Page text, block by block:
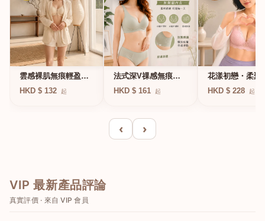
雲感裸肌無痕輕盈無
鋼圈內衣
HKD $ 132 起
法式深V祼感無痕果
凍軟支撐條無鋼圈內
HKD $ 161 起
花漾初戀・柔聚
圈蕾絲內衣
HKD $ 228 起
‹ ›
VIP 最新產品評論
真實評價 · 來自 VIP 會員